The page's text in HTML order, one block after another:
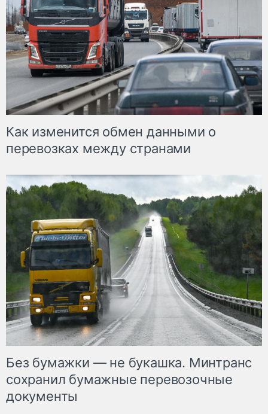
Как изменится обмен данными о
перевозках между странами
Без бумажки — не букашка. Минтранс
сохранил бумажные перевозочные
документы